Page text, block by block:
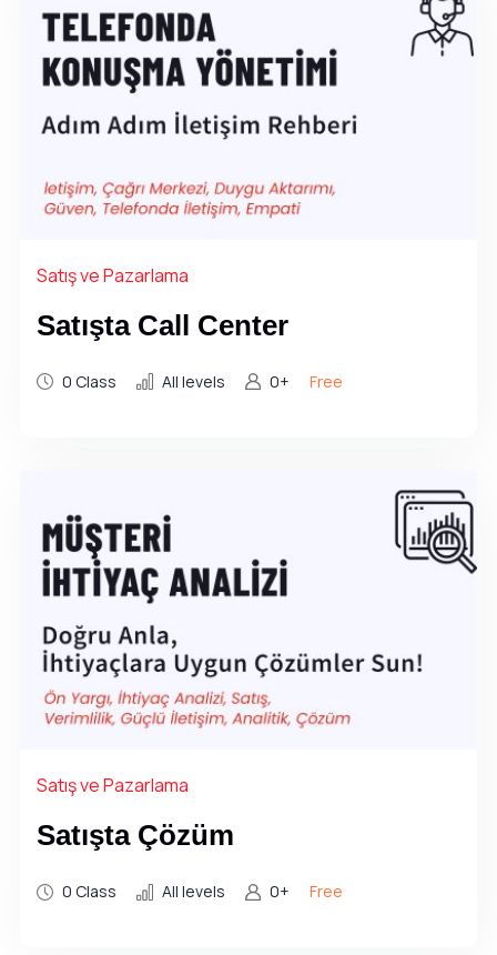
Satış ve Pazarlama
Satışta Call Center
0 Class All levels 0+ Free
Satış ve Pazarlama
Satışta Çözüm
0 Class All levels 0+ Free